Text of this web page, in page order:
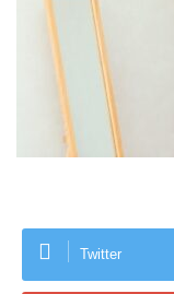
Twitter